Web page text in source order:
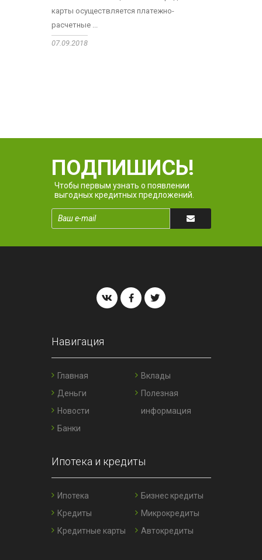
карты осуществляется платежно-
расчетные ...
07.09.2018
ПОДПИШИСЬ!
Чтобы первым узнать о появлении
выгодных кредитных предложений.
Навигация
Главная
Деньги
Новости
Банки
Вклады
Полезная
информация
Ипотека и кредиты
Ипотека
Кредиты
Кредитные карты
Бизнес кредиты
Микрокредиты
Автокредиты